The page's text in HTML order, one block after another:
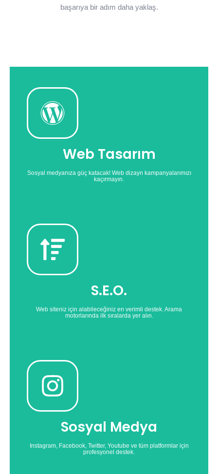
başarıya bir adım daha yaklaş.
Web Tasarım
Sosyal medyanıza güç katacak! Web dizayn kampanyalarımızı
kaçırmayın.
Web Tasarım Hizmetleri
medyanıza güç katabilirsiniz.
S.E.O.
Web siteniz için alabileceğiniz en verimli destek. Arama
motorlarında ilk sıralarda yer alın.
S.E.O.'nun Gücünü Keşfet
motorlarında daha görünür hale gelin.
Sosyal Medya
Instagram, Facebook, Twitter, Youtube ve tüm platformlar için
profesyonel destek.
Sosyal Medya Destekleri
zorlaşıyor. Mutlaka bir profesyonel ile çalışın